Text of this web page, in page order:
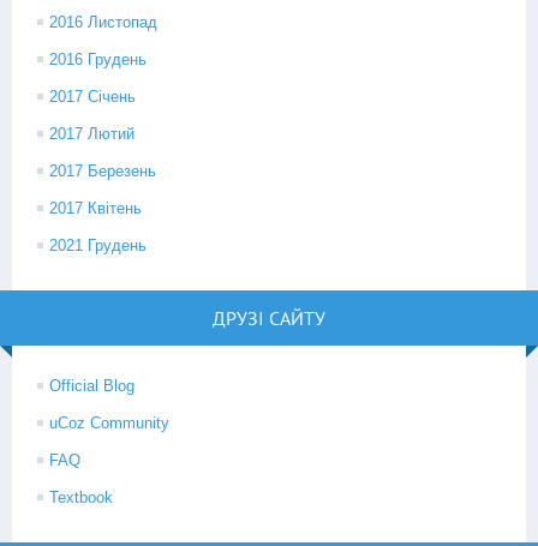
2016 Листопад
2016 Грудень
2017 Січень
2017 Лютий
2017 Березень
2017 Квітень
2021 Грудень
ДРУЗІ САЙТУ
Official Blog
uCoz Community
FAQ
Textbook